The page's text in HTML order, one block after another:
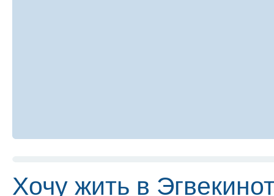
Хочу жить в